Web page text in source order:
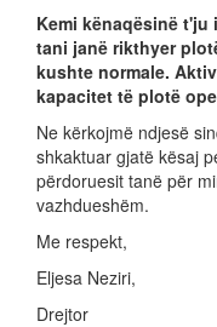
Kemi kënaqësinë
tani janë rikthyer
kushte normale.
kapacitet të plotë
Ne kërkojmë ndjesë
shkaktuar gjatë kësaj
përdoruesit tanë për
vazhdueshëm.
Me respekt,
Eljesa Neziri,
Drejtor